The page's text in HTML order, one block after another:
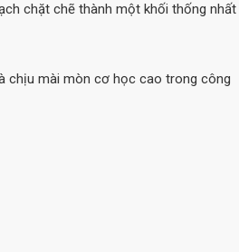
chặt chẽ thành một khối thống nhất
chịu mài mòn cơ học cao trong công